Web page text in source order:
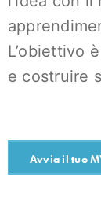
L’obiettivo
e costruire
Avvia il tuo